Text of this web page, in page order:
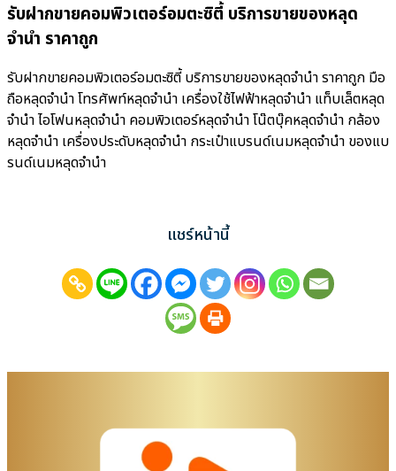
รับฝากขายคอมพิวเตอร์อมตะซิตี้ บริการขายของหลุด
จำนำ ราคาถูก
รับฝากขายคอมพิวเตอร์อมตะซิตี้ บริการขายของหลุดจำนำ ราคาถูก มือ
ถือหลุดจำนำ โทรศัพท์หลุดจำนำ เครื่องใช้ไฟฟ้าหลุดจำนำ แท็บเล็ตหลุด
จำนำ ไอโฟนหลุดจำนำ คอมพิวเตอร์หลุดจำนำ โน๊ตบุ๊คหลุดจำนำ กล้อง
หลุดจำนำ เครื่องประดับหลุดจำนำ กระเป๋าแบรนด์เนมหลุดจำนำ ของแบ
รนด์เนมหลุดจำนำ
แชร์หน้านี้